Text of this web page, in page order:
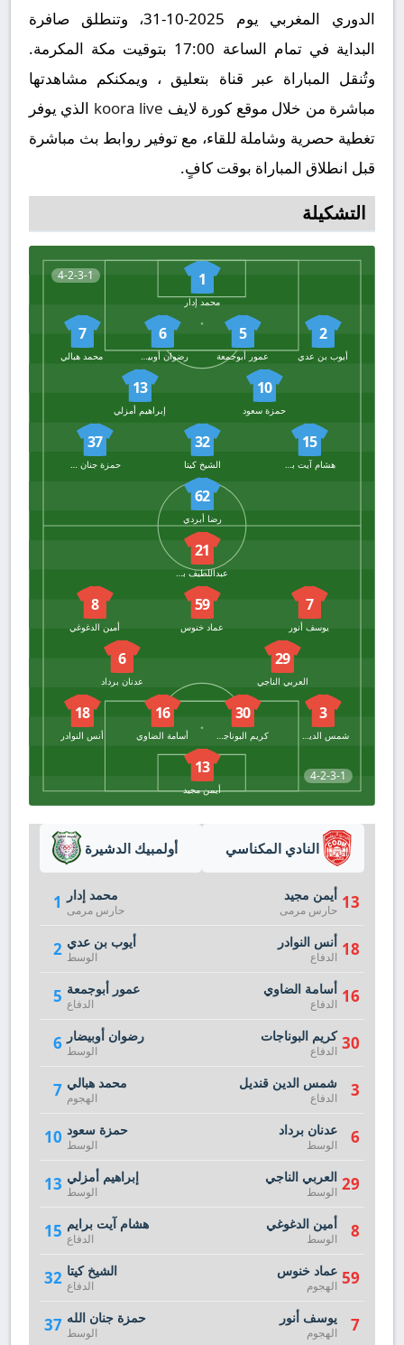
الدوري المغربي يوم 2025-10-31، وتنطلق صافرة
البداية في تمام الساعة 17:00 بتوقيت مكة المكرمة.
وتُنقل المباراة عبر قناة بتعليق ، ويمكنكم مشاهدتها
مباشرة من خلال موقع كورة لايف koora live الذي يوفر
تغطية حصرية وشاملة للقاء، مع توفير روابط بث مباشرة
قبل انطلاق المباراة بوقت كافٍ.
التشكيلة
4-2-3-1 1
محمد إدار
2
أيوب بن عدي
5
عمور أبوجمعة
6
رضوان أوبيضار
7
محمد هبالي
10
حمزة سعود
13
إبراهيم أمزلي
15
هشام آيت برايم
32
الشيخ كيتا
37
حمزة جنان الله
62
رضا أبردي
4-2-3-1
21
عبداللطيف بن قسو
7
يوسف أنور
59
عماد خنوس
8
أمين الدغوغي
29
العربي الناجي
6
عدنان برداد
3
شمس الدين قنديل
30
كريم البوناجات
16
أسامة الضاوي
18
أنس النوادر
13
أيمن مجيد
أولمبيك الدشيرة
1 محمد إدار
حارس مرمى
2 أيوب بن عدي
الوسط
5 عمور أبوجمعة
الدفاع
6 رضوان أوبيضار
الوسط
7 محمد هبالي
الهجوم
10 حمزة سعود
الوسط
13 إبراهيم أمزلي
الوسط
15 هشام آيت برايم
الدفاع
32 الشيخ كيتا
الدفاع
37 حمزة جنان الله
الوسط
النادي المكناسي
13 أيمن مجيد
حارس مرمى
18 أنس النوادر
الدفاع
16 أسامة الضاوي
الدفاع
30 كريم البوناجات
الدفاع
3 شمس الدين قنديل
الدفاع
6 عدنان برداد
الوسط
29 العربي الناجي
الوسط
8 أمين الدغوغي
الوسط
59 عماد خنوس
الهجوم
7 يوسف أنور
الهجوم